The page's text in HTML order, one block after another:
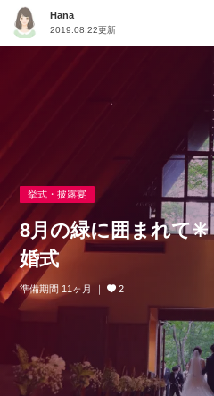
Hana
2019.08.22更新
挙式・披露宴
8月の緑に囲まれて
婚式
準備期間 11ヶ月 2